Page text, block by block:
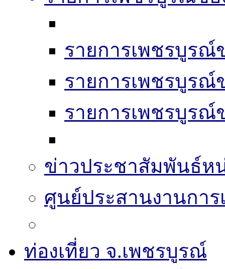
รายการเพชรบูรณ์
รายการเพชรบูรณ์
รายการเพชรบูรณ์
ข่าวประชาสัมพันธ์ห
ศูนย์ประสานงานการ
ท่องเที่ยว จ.เพชรบูรณ์